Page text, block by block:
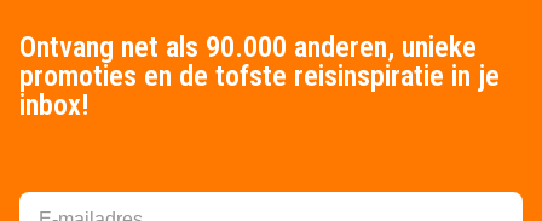
Ontvang net als 90.000 anderen, unieke
promoties en de tofste reisinspiratie in je
inbox!